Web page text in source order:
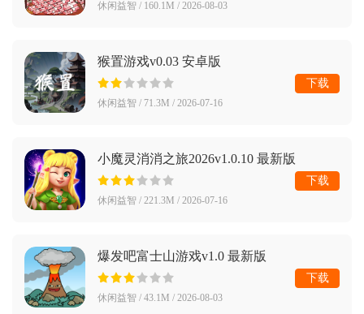
休闲益智 / 160.1M / 2026-08-03
猴置游戏v0.03 安卓版
休闲益智 / 71.3M / 2026-07-16
下载
小魔灵消消之旅2026v1.0.10 最新版
休闲益智 / 221.3M / 2026-07-16
下载
爆发吧富士山游戏v1.0 最新版
休闲益智 / 43.1M / 2026-08-03
下载